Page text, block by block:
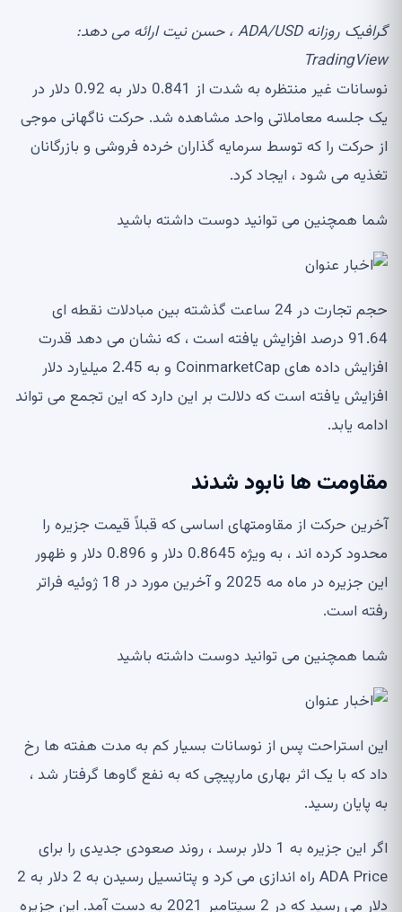
گرافیک روزانه ADA/USD ، حسن نیت ارائه می دهد:
TradingView
نوسانات غیر منتظره به شدت از 0.841 دلار به 0.92 دلار در
یک جلسه معاملاتی واحد مشاهده شد. حرکت ناگهانی موجی
از حرکت را که توسط سرمایه گذاران خرده فروشی و بازرگانان
تغذیه می شود ، ایجاد کرد.
شما همچنین می توانید دوست داشته باشید
حجم تجارت در 24 ساعت گذشته بین مبادلات نقطه ای
91.64 درصد افزایش یافته است ، که نشان می دهد قدرت
افزایش داده های CoinmarketCap و به 2.45 میلیارد دلار
افزایش یافته است که دلالت بر این دارد که این تجمع می تواند
ادامه یابد.
مقاومت ها نابود شدند
آخرین حرکت از مقاومتهای اساسی که قبلاً قیمت جزیره را
محدود کرده اند ، به ویژه 0.8645 دلار و 0.896 دلار و ظهور
این جزیره در ماه مه 2025 و آخرین مورد در 18 ژوئیه فراتر
رفته است.
شما همچنین می توانید دوست داشته باشید
این استراحت پس از نوسانات بسیار کم به مدت هفته ها رخ
داد که با یک اثر بهاری مارپیچی که به نفع گاوها گرفتار شد ،
به پایان رسید.
اگر این جزیره به 1 دلار برسد ، روند صعودی جدیدی را برای
ADA Price راه اندازی می کرد و پتانسیل رسیدن به 2 دلار به 2
دلار می رسید که در 2 سپتامبر 2021 به دست آمد. این جزیره